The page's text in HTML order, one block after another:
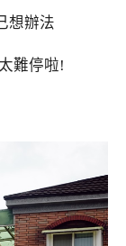
想辦法
難停啦!